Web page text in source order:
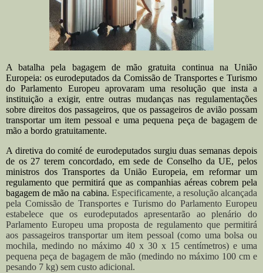
A batalha pela bagagem de mão gratuita continua na União
Europeia: os eurodeputados da Comissão de Transportes e Turismo
do Parlamento Europeu aprovaram uma resolução que insta a
instituição a exigir, entre outras mudanças nas regulamentações
sobre direitos dos passageiros, que os passageiros de avião possam
transportar um item pessoal e uma pequena peça de bagagem de
mão a bordo gratuitamente.
A diretiva do comité de eurodeputados surgiu duas semanas depois
de os 27 terem concordado, em sede de Conselho da UE, pelos
ministros dos Transportes da União Europeia, em reformar um
regulamento que permitirá que as companhias aéreas cobrem pela
bagagem de mão na cabina. Especificamente, a resolução alcançada
pela Comissão de Transportes e Turismo do Parlamento Europeu
estabelece que os eurodeputados apresentarão ao plenário do
Parlamento Europeu uma proposta de regulamento que permitirá
aos passageiros transportar um item pessoal (como uma bolsa ou
mochila, medindo no máximo 40 x 30 x 15 centímetros) e uma
pequena peça de bagagem de mão (medindo no máximo 100 cm e
pesando 7 kg) sem custo adicional.